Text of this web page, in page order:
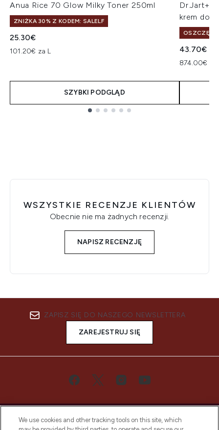
Anua Rice 70 Glow Milky Toner 250ml
ZNIŻKA 30% Z KODEM: SALELF
25.30€
101.20€ za L
SZYBKI PODGLĄD
Dr.Jart+
krem do
OSZCZĘDŹ
43.70€
874.00€ za
WSZYSTKIE RECENZJE KLIENTÓW
Obecnie nie ma żadnych recenzji.
NAPISZ RECENZJĘ
ZAPISZ SIĘ DO NASZEGO NEWSLETTERA
ZAREJESTRUJ SIĘ
We use cookies and other tracking tools on this site, which